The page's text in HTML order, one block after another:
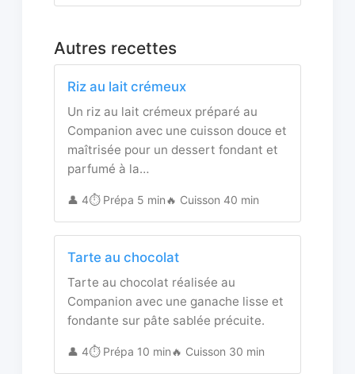
Autres recettes
Riz au lait crémeux
Un riz au lait crémeux préparé au
Companion avec une cuisson douce et
maîtrisée pour un dessert fondant et
parfumé à la…
👤 4⏱️ Prépa 5 min🔥 Cuisson 40 min
Tarte au chocolat
Tarte au chocolat réalisée au
Companion avec une ganache lisse et
fondante sur pâte sablée précuite.
👤 4⏱️ Prépa 10 min🔥 Cuisson 30 min